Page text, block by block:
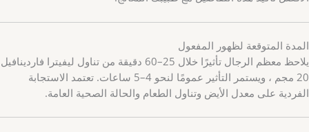
المدة المتوقعة لظهور المفعول
يلاحظ معظم الرجال تأثيرًا خلال 25–60 دقيقة من تناول ليفيترا فاردينافيل
20 مجم ، ويستمر التأثير عمومًا لنحو 4–5 ساعات. تعتمد الاستجابة
الفردية على معدل الأيض وتناول الطعام والحالة الصحية العامة.